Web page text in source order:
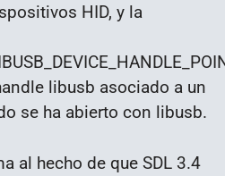
HID, y la
libusb asociado a un
se ha abierto con libusb.
al hecho de que SDL 3.4